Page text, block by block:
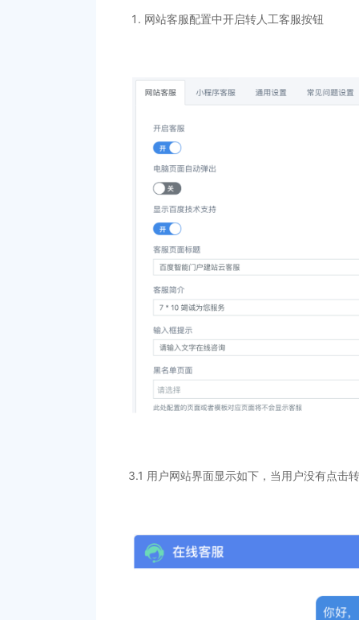
网站客服配置中开启转人工客服按钮
3.1 用户网站界面显示如下，当用户没有点击